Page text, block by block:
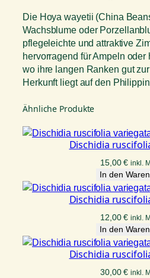
i
M
e
n
g
e
Die Hoya wayetii (China
Wachsblume oder
pflegeleichte und attraktive
hervorragend für Ampeln
wo ihre langen Ranken gut
Herkunft liegt auf den
Ähnliche Produkte
Dischidia
15,00€ inkl.
In den
Dischidia
12,00€ inkl.
In den
Dischidia
30,00€ inkl.